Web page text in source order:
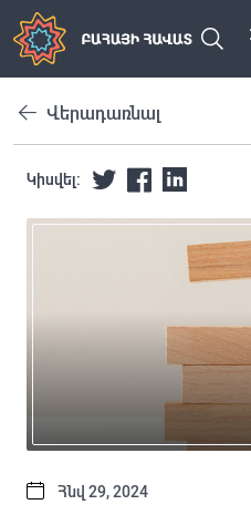
Վերադառնալ
Կիսվել:
Հնվ 29, 2024